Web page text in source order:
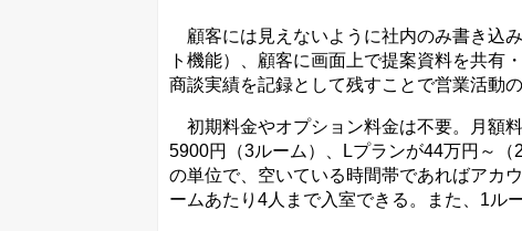
顧客には見えないように社内のみ書き込
ト機能）、顧客に画面上で提案資料を共有
商談実績を記録として残すことで営業活動
初期料金やオプション料金は不要。月額
5900円（3ルーム）、Lプランが44万円～
の単位で、空いている時間帯であればアカ
ームあたり4人まで入室できる。また、1ル